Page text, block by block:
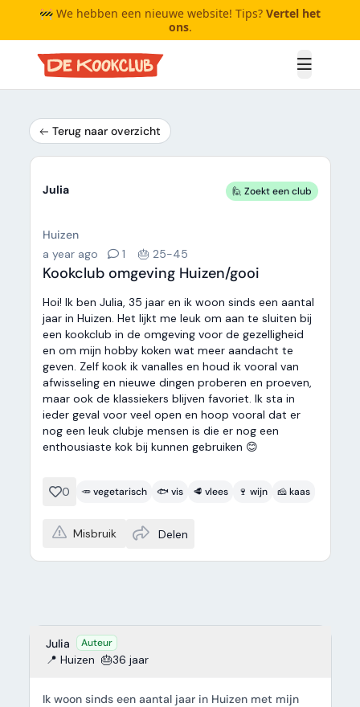
🚧 We hebben een nieuwe website! Tips? Vertel het
ons.
Open
Terug naar overzicht
Julia 🙋 Zoekt een club
Huizen
a year ago
1 🎂 25-45
Kookclub omgeving Huizen/gooi
Hoi! Ik ben Julia, 35 jaar en ik woon sinds een aantal
jaar in Huizen. Het lijkt me leuk om aan te sluiten bij
een kookclub in de omgeving voor de gezelligheid
en om mijn hobby koken wat meer aandacht te
geven. Zelf kook ik vanalles en houd ik vooral van
afwisseling en nieuwe dingen proberen en proeven,
maar ook de klassiekers blijven favoriet. Ik sta in
ieder geval voor veel open en hoop vooral dat er
nog een leuk clubje mensen is die er nog een
enthousiaste kok bij kunnen gebruiken 😊
0 🥕 vegetarisch 🐟 vis 🥩 vlees 🍷 wijn 🧀 kaas
Misbruik Delen
Julia Auteur
📍 Huizen 🎂36 jaar
Ik woon sinds een aantal jaar in Huizen met mijn